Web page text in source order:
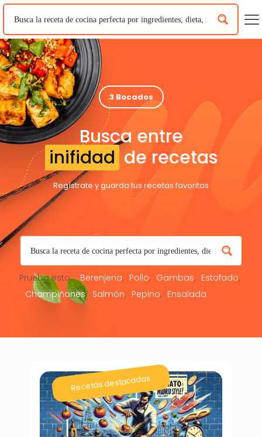
3 Bocados
Busca entre
inifidad de recetas
Regístrate y guarda tus recetas favoritas
Prueba esto: Berenjena Pollo Gambas
Estofado
Champiñones
Salmón Pepino Ensalada
Recetas destacadas